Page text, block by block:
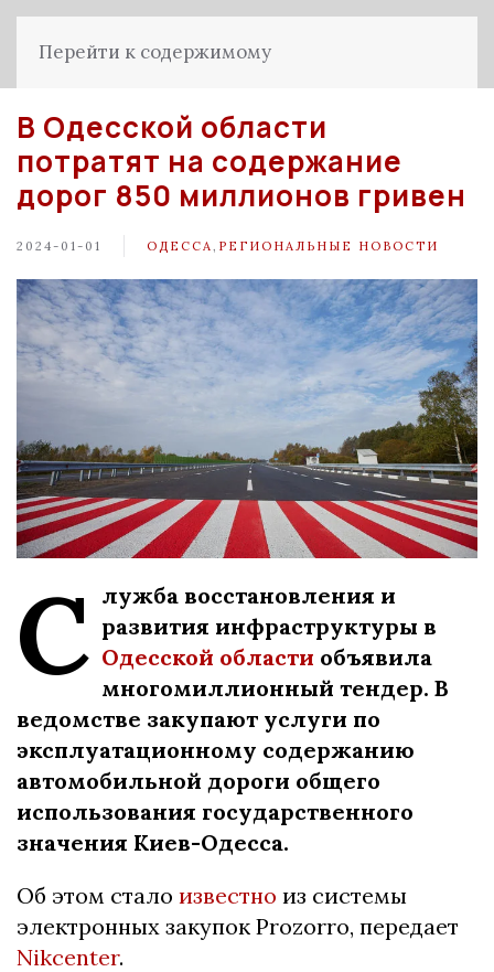
Перейти к содержимому
В Одесской области
потратят на содержание
дорог 850 миллионов гривен
2024-01-01 ОДЕССА РЕГИОНАЛЬНЫЕ НОВОСТИ
С лужба восстановления и
развития инфраструктуры в
Одесской области объявила
многомиллионный тендер. В
ведомстве закупают услуги по
эксплуатационному содержанию
автомобильной дороги общего
использования государственного
значения Киев-Одесса.
Об этом стало известно из системы
электронных закупок Prozorro, передает
Nikcenter.